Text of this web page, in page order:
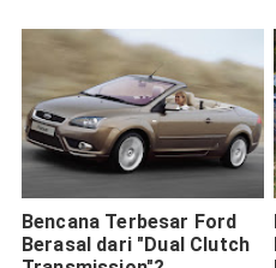
Bencana Terbesar Ford
Berasal dari "Dual Clutch